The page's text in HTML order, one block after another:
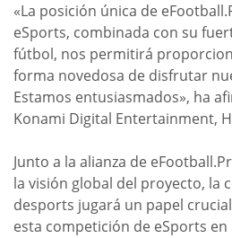
«La posición única de
eSports, combinada con su
fútbol, nos permitirá
forma novedosa de disfrutar
Estamos entusiasmados», ha
Konami Digital Entertainment,
Junto a la alianza de
la visión global del proyecto, la
desports jugará un papel
esta competición de eSports en